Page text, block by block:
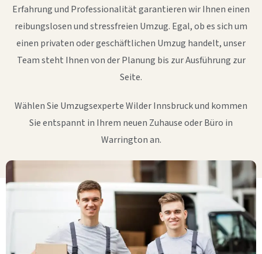
Erfahrung und Professionalität garantieren wir Ihnen einen
reibungslosen und stressfreien Umzug. Egal, ob es sich um
einen privaten oder geschäftlichen Umzug handelt, unser
Team steht Ihnen von der Planung bis zur Ausführung zur
Seite.
Wählen Sie Umzugsexperte Wilder Innsbruck und kommen
Sie entspannt in Ihrem neuen Zuhause oder Büro in
Warrington an.